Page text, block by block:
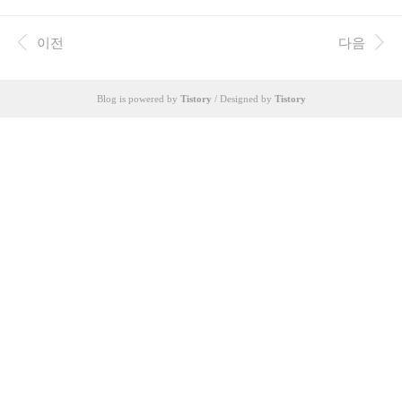
테마, 움직이는 배경화면, 심지어는 개인이 직접 제작한 배경화면까
지 활용 범위가 넓어지고 있습니다. 하지만 배경화면 변경은 단순한
면 변경의 이점과 부작용을 자세히 비교 분석하고, 문자 메시지와의
이전 다음
Blog is powered by Tistory / Designed by Tistory